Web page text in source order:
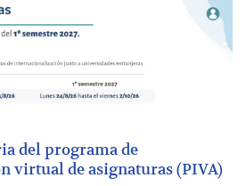
del programa de
virtual de asignaturas (PIVA)